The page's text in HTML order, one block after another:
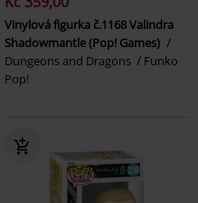
Vinylová figurka č.1168 Valindra
Shadowmantle (Pop! Games)
Dungeons and Dragons
Funko
Pop!